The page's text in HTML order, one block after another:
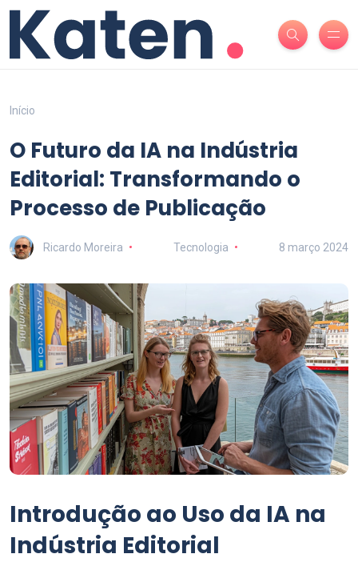
Início
O Futuro da IA na Indústria
Editorial: Transformando o
Processo de Publicação
Ricardo Moreira Tecnologia 8 março 2024
Introdução ao Uso da IA na
Indústria Editorial